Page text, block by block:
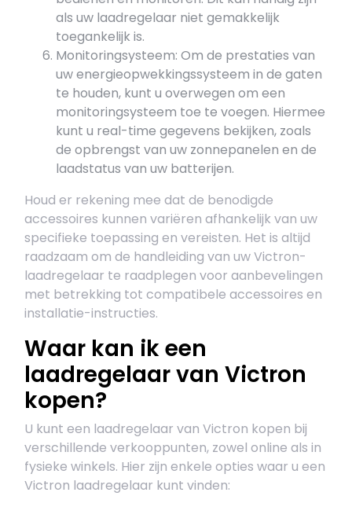
als uw laadregelaar niet gemakkelijk
toegankelijk is.
Monitoringsysteem: Om de prestaties van
uw energieopwekkingssysteem in de gaten
te houden, kunt u overwegen om een
monitoringsysteem toe te voegen. Hiermee
kunt u real-time gegevens bekijken, zoals
de opbrengst van uw zonnepanelen en de
laadstatus van uw batterijen.
Houd er rekening mee dat de benodigde
accessoires kunnen variëren afhankelijk van uw
specifieke toepassing en vereisten. Het is altijd
raadzaam om de handleiding van uw Victron-
laadregelaar te raadplegen voor aanbevelingen
met betrekking tot compatibele accessoires en
installatie-instructies.
Waar kan ik een
laadregelaar van Victron
kopen?
U kunt een laadregelaar van Victron kopen bij
verschillende verkooppunten, zowel online als in
fysieke winkels. Hier zijn enkele opties waar u een
Victron laadregelaar kunt vinden: